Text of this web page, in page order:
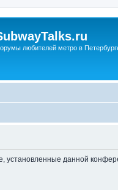
любителей метро в
установленные данной